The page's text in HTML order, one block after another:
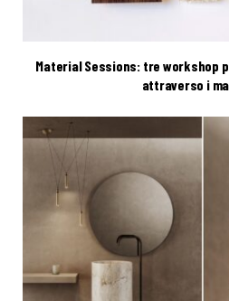
Material Sessions: tre workshop
attraverso i